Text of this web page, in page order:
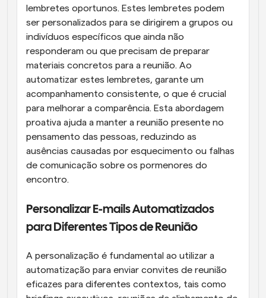
lembretes oportunos. Estes lembretes podem
ser personalizados para se dirigirem a grupos ou
indivíduos específicos que ainda não
responderam ou que precisam de preparar
materiais concretos para a reunião. Ao
automatizar estes lembretes, garante um
acompanhamento consistente, o que é crucial
para melhorar a comparência. Esta abordagem
proativa ajuda a manter a reunião presente no
pensamento das pessoas, reduzindo as
ausências causadas por esquecimento ou falhas
de comunicação sobre os pormenores do
encontro.
Personalizar E-mails Automatizados
para Diferentes Tipos de Reunião
A personalização é fundamental ao utilizar a
automatização para enviar convites de reunião
eficazes para diferentes contextos, tais como